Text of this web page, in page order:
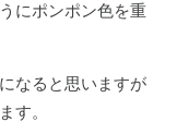
にポンポン色を重
なると思いますが
す。